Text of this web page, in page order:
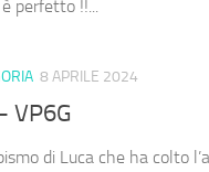
perfetto !!...
8 APRILE 2024
VP6G
di Luca che ha colto